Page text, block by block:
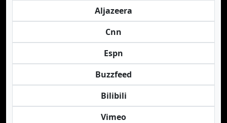
Aljazeera
Cnn
Espn
Buzzfeed
Bilibili
Vimeo